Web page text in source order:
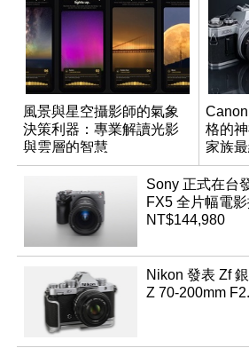
風景與星空攝影師的氣象
決策利器：專業解讀光影
與雲層的智慧
App「Atmos」登場
格的
家族
Sony 正式在台
FX5 全片幅電
NT$144,980
Nikon 發表 Zf
Z 70-200mm